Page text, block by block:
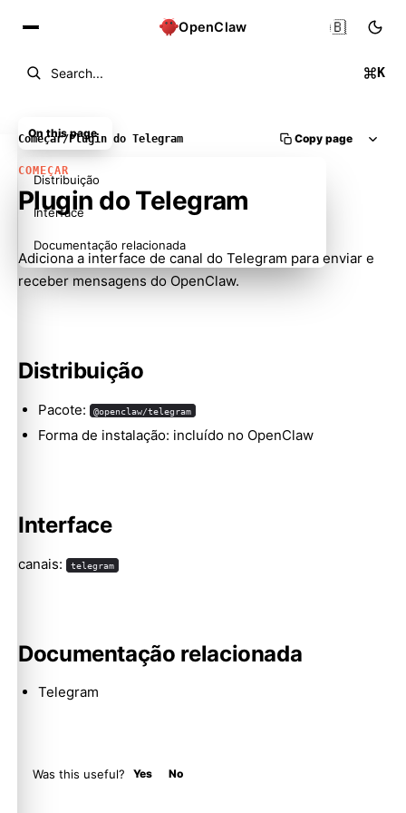
OpenClaw
Search... K
🇧🇷
Começar/Plugin do Telegram Copy page
COMEÇAR
Plugin do Telegram
Adiciona a interface de canal do Telegram para enviar e
receber mensagens do OpenClaw.
Distribuição
Pacote: @openclaw/telegram
Forma de instalação: incluído no OpenClaw
Interface
canais: telegram
Documentação relacionada
Telegram
Was this useful? Yes No
On this page
Distribuição
Interface
Documentação relacionada